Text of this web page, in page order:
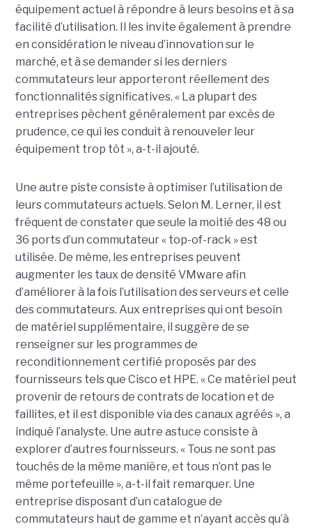
équipement actuel à répondre à leurs besoins et à sa
facilité d’utilisation. Il les invite également à prendre
en considération le niveau d’innovation sur le
marché, et à se demander si les derniers
commutateurs leur apporteront réellement des
fonctionnalités significatives. « La plupart des
entreprises pèchent généralement par excès de
prudence, ce qui les conduit à renouveler leur
équipement trop tôt », a-t-il ajouté.
Une autre piste consiste à optimiser l’utilisation de
leurs commutateurs actuels. Selon M. Lerner, il est
fréquent de constater que seule la moitié des 48 ou
36 ports d’un commutateur « top-of-rack » est
utilisée. De même, les entreprises peuvent
augmenter les taux de densité VMware afin
d’améliorer à la fois l’utilisation des serveurs et celle
des commutateurs. Aux entreprises qui ont besoin
de matériel supplémentaire, il suggère de se
renseigner sur les programmes de
reconditionnement certifié proposés par des
fournisseurs tels que Cisco et HPE. « Ce matériel peut
provenir de retours de contrats de location et de
faillites, et il est disponible via des canaux agréés », a
indiqué l’analyste. Une autre astuce consiste à
explorer d’autres fournisseurs. « Tous ne sont pas
touchés de la même manière, et tous n’ont pas le
même portefeuille », a-t-il fait remarquer. Une
entreprise disposant d’un catalogue de
commutateurs haut de gamme et n’ayant accès qu’à